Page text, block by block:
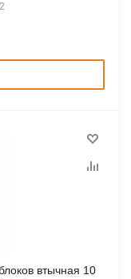
втычная 10